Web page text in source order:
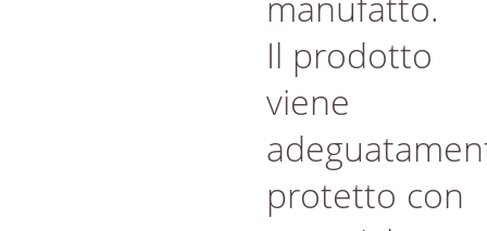
Il prodotto
viene
protetto con